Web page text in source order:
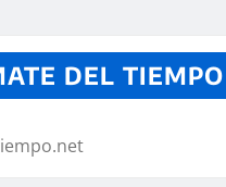
DEL TIEMPO